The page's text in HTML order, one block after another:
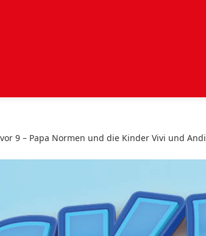
9 – Papa Normen und die Kinder Vivi und Andi